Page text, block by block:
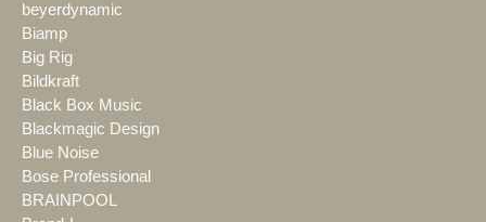
beyerdynamic
Biamp
Big Rig
Bildkraft
Black Box Music
Blackmagic Design
Blue Noise
Bose Professional
BRAINPOOL